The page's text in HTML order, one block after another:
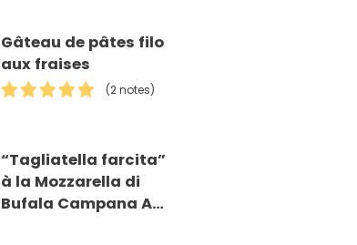
Gâteau de pâtes filo
aux fraises
(2 notes)
“Tagliatella farcita”
à la Mozzarella di
Bufala Campana AOP